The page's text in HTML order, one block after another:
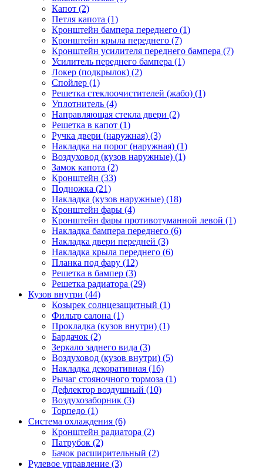
Капот (2)
Петля капота (1)
Кронштейн бампера переднего (1)
Кронштейн крыла переднего (7)
Кронштейн усилителя переднего бампера (7)
Усилитель переднего бампера (1)
Локер (подкрылок) (2)
Спойлер (1)
Решетка стеклоочистителей (жабо) (1)
Уплотнитель (4)
Направляющая стекла двери (2)
Решетка в капот (1)
Ручка двери (наружная) (3)
Накладка на порог (наружная) (1)
Воздуховод (кузов наружные) (1)
Замок капота (2)
Кронштейн (33)
Подножка (21)
Накладка (кузов наружные) (18)
Кронштейн фары (4)
Кронштейн фары противотуманной левой (1)
Накладка бампера переднего (6)
Накладка двери передней (3)
Накладка крыла переднего (6)
Планка под фару (12)
Решетка в бампер (3)
Решетка радиатора (29)
Кузов внутри (44)
Козырек солнцезащитный (1)
Фильтр салона (1)
Прокладка (кузов внутри) (1)
Бардачок (2)
Зеркало заднего вида (3)
Воздуховод (кузов внутри) (5)
Накладка декоративная (16)
Рычаг стояночного тормоза (1)
Дефлектор воздушный (10)
Воздухозаборник (3)
Торпедо (1)
Система охлаждения (6)
Кронштейн радиатора (2)
Патрубок (2)
Бачок расширительный (2)
Рулевое управление (3)